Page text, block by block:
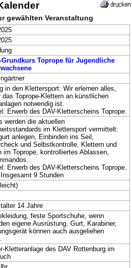
gewählten Veranstaltung
Grundkurs Toprope für Jugendliche
in den Klettersport: Wir erlernen alles,
das Toprope-Klettern an künstlichen
notwendig ist.
Erwerb des DAV-Kletterscheins Toprope.
werden die aktuellen
im Klettersport vermittelt:
anlegen, Einbinden ins Seil,
und Selbstkontrolle, Klettern und
im Toprope, kontrolliertes Ablassen,
Erwerb des DAV-Kletterscheins Toprope.
Insgesamt 9 Stunden
14 Jahre
feste Sportschuhe, wenn
eigene Ausrüstung. Gurt, Karabiner,
können auch ausgeliehen
Kletteranlage des DAV Rottenburg im